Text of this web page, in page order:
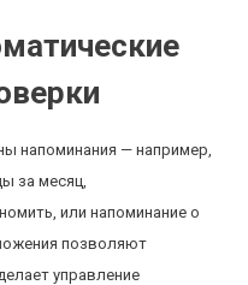
напоминания — например,
за месяц,
или напоминание о
позволяют
управление